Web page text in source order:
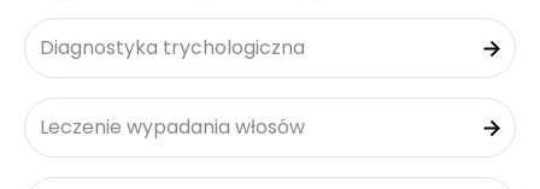
Diagnostyka trychologiczna
Leczenie wypadania włosów